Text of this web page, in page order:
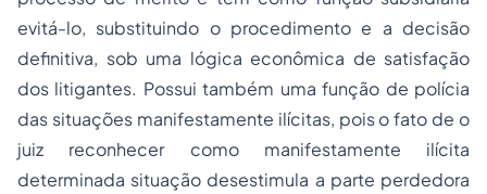
evitá-lo, substituindo o procedimento e a decisão
definitiva, sob uma lógica econômica de satisfação
dos litigantes. Possui também uma função de polícia
das situações manifestamente ilícitas, pois o fato de o
juiz reconhecer como manifestamente ilícita
determinada situação desestimula a parte perdedora